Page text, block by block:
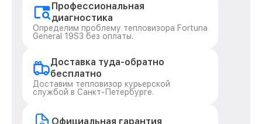
Профессиональная
диагностика
Определим проблему тепловизора Fortuna
General 19S3 без оплаты.
Доставка туда-обратно
бесплатно
Доставим тепловизор курьерской
службой в Санкт-Петербурге.
Официальная гарантия